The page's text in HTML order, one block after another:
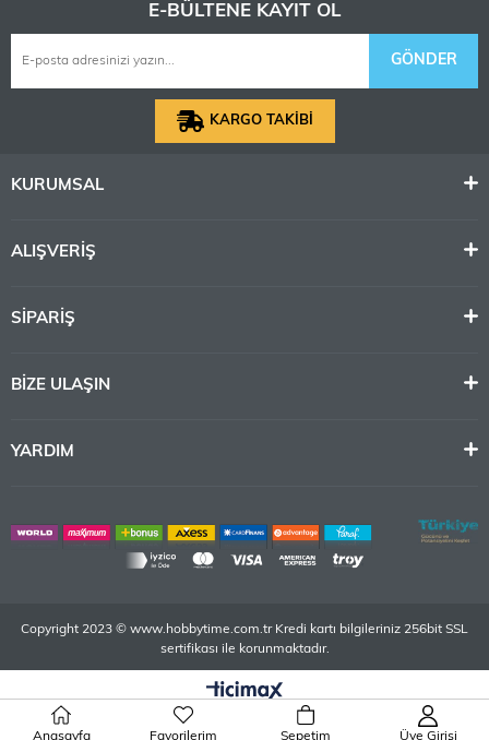
E-BÜLTENE KAYIT OL
GÖNDER
KARGO TAKİBİ
KURUMSAL
ALIŞVERİŞ
SİPARİŞ
BİZE ULAŞIN
YARDIM
Copyright 2023 © www.hobbytime.com.tr Kredi kartı bilgileriniz 256bit SSL
sertifikası ile korunmaktadır.
Anasayfa Favorilerim Sepetim Üye Girişi